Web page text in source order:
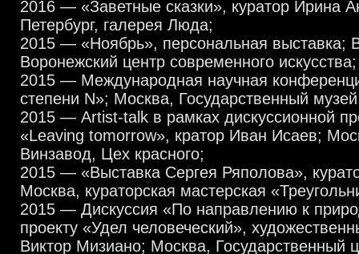
2016 — «Заветные сказки», куратор Ирина
Петербург, галерея Люда;
2015 — «Ноябрь», персональная выставка;
Воронежский центр современного искусства;
2015 — Международная научная
степени N»; Москва, Государственный
2015 — Artist-talk в рамках дискуссионной
«Leaving tomorrow», кратор Иван Исаев;
Винзавод, Цех красного;
2015 — «Выставка Сергея Ряполова»,
Москва, кураторская мастерская
2015 — Дискуссия «По направлению к
проекту «Удел человеческий»,
Виктор Мизиано; Москва, Государственный